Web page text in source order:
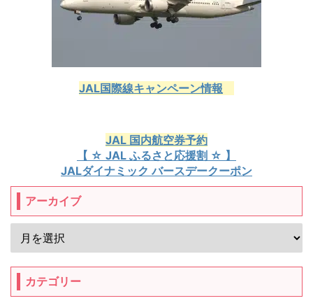
JAL国際線キャンペーン情報
JAL 国内航空券予約
【 ☆ JAL ふるさと応援割 ☆ 】
JALダイナミック バースデークーポン
アーカイブ
カテゴリー